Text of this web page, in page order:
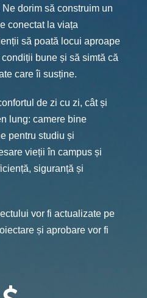
dorim să construim un
conectat la viața
să poată locui aproape
bune și să simtă că
care îi susține.
de zi cu zi, cât și
lung: camere bine
pentru studiu și
vieții în campus și
siguranță și
vor fi actualizate pe
și aprobare vor fi